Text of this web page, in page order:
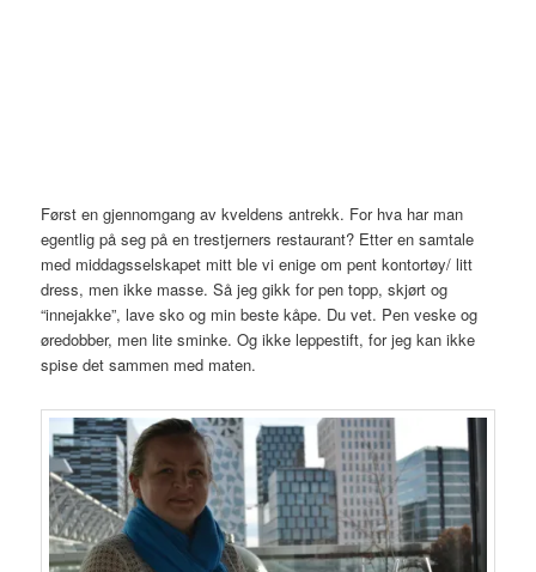
Først en gjennomgang av kveldens antrekk. For hva har man
egentlig på seg på en trestjerners restaurant? Etter en samtale
med middagsselskapet mitt ble vi enige om pent kontortøy/ litt
dress, men ikke masse. Så jeg gikk for pen topp, skjørt og
“innejakke”, lave sko og min beste kåpe. Du vet. Pen veske og
øredobber, men lite sminke. Og ikke leppestift, for jeg kan ikke
spise det sammen med maten.